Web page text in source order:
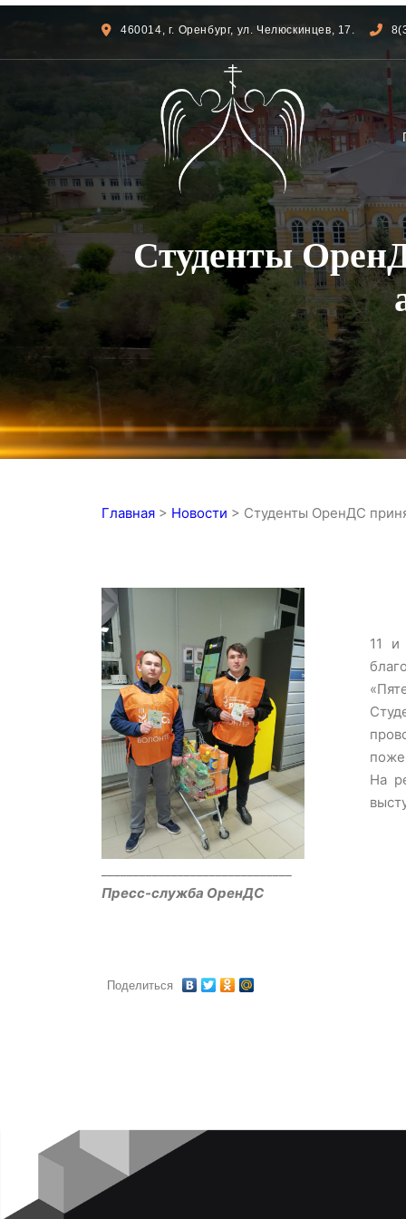
460014, г. Оренбург, ул. Челюскинцев, 17.
Студенты
Главная > Новости > Студенты ОренДС
11 и
На
Пресс-служба ОренДС
Поделиться